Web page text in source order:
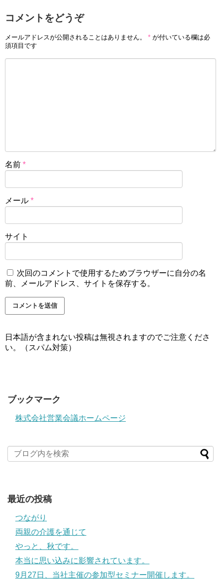
コメントをどうぞ
メールアドレスが公開されることはありません。 * が付いている欄は必
須項目です
名前 *
メール *
サイト
次回のコメントで使用するためブラウザーに自分の名
前、メールアドレス、サイトを保存する。
日本語が含まれない投稿は無視されますのでご注意くださ
い。（スパム対策）
ブックマーク
株式会社営業会議ホームページ
最近の投稿
つながり
両親の介護を通じて
やっと、秋です。
本当に思い込みに影響されています。
9月27日、当社主催の参加型セミナー開催します。